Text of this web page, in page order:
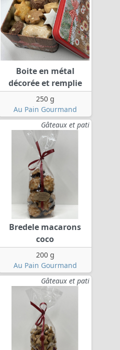
Boite en métal
décorée et remplie
250 g
Au Pain Gourmand
Gâteaux et pati
Bredele macarons
coco
200 g
Au Pain Gourmand
Gâteaux et pati